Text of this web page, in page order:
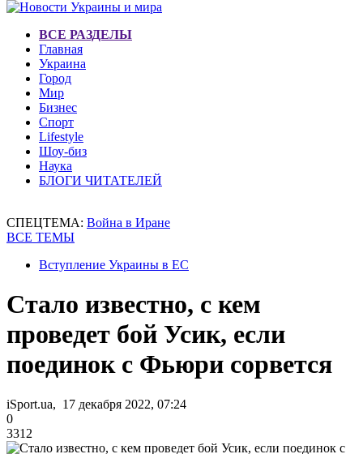
ВСЕ РАЗДЕЛЫ
Главная
Украина
Город
Мир
Бизнес
Спорт
Lifestyle
Шоу-биз
Наука
БЛОГИ ЧИТАТЕЛЕЙ
СПЕЦТЕМА: Война в Иране
ВСЕ ТЕМЫ
Вступление Украины в ЕС
Стало известно, с кем
проведет бой Усик, если
поединок с Фьюри сорвется
iSport.ua, 17 декабря 2022, 07:24
0
3312